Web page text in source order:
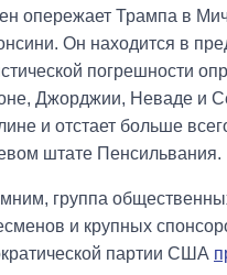
опережает Трампа в
Он находится в
погрешности
Джорджии, Неваде и
и отстает больше
штате Пенсильвания.
группа
и крупных
партии США